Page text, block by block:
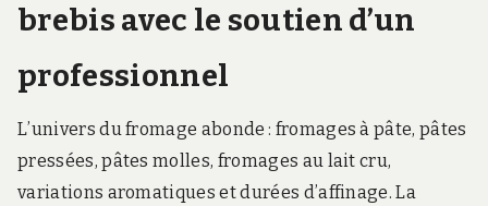
brebis avec le soutien d’un
professionnel
L’univers du fromage abonde : fromages à pâte, pâtes
pressées, pâtes molles, fromages au lait cru,
variations aromatiques et durées d’affinage. La